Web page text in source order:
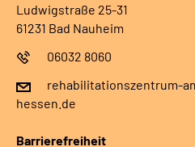
Ludwigstraße 25-31
61231 Bad Nauheim
06032 8060
rehabilitationszentrum-
hessen.de
Barrierefreiheit